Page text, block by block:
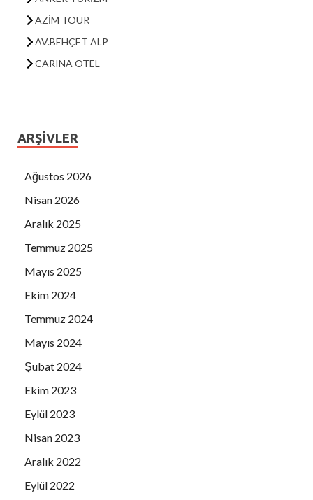
AV.BEHÇET ALP
CARINA OTEL
DERİCİ OTEL
FUAT AKDOĞAN
EFE FAST FOOD
KARADENİZ GIDA
AV. KAYA EGEL
KORES HAVUZCULUK
KUAFÖR ORHAN
HARUN SARI
MET MEKANİK
MUSTAFA DİNÇOĞLU
ARŞIVLER
Ağustos 2026
Nisan 2026
Aralık 2025
Temmuz 2025
Mayıs 2025
Ekim 2024
Temmuz 2024
Mayıs 2024
Şubat 2024
Ekim 2023
Eylül 2023
Nisan 2023
Aralık 2022
Eylül 2022